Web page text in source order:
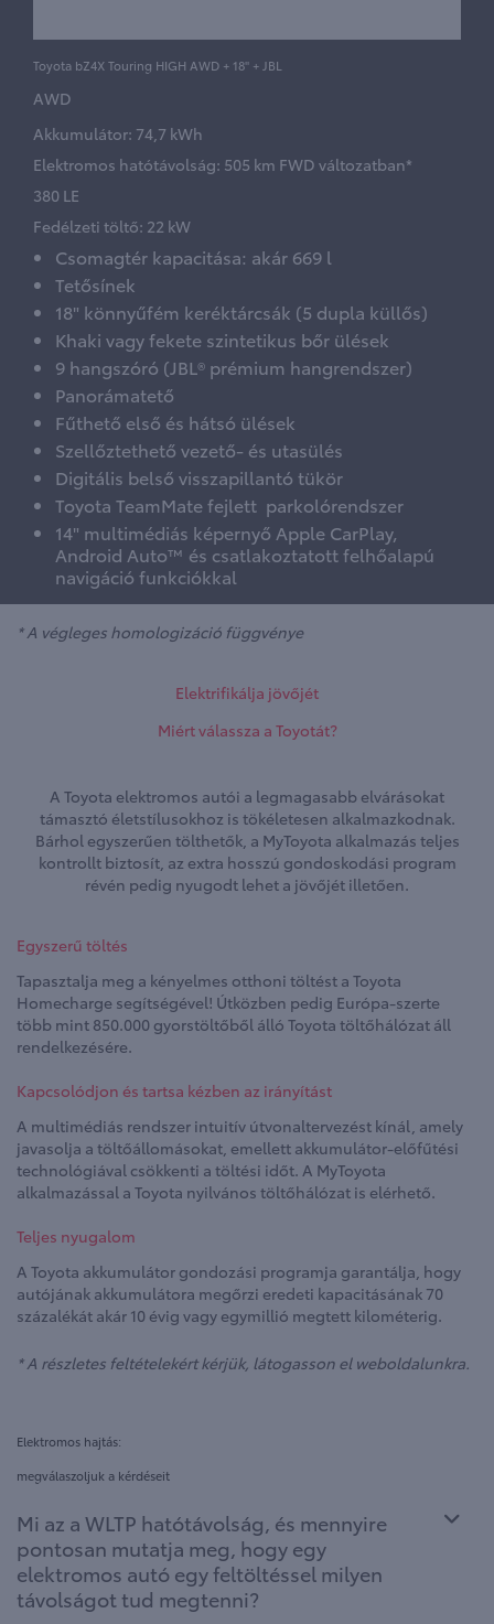
Toyota bZ4X Touring HIGH AWD + 18" + JBL
AWD
Akkumulátor: 74,7 kWh
Elektromos hatótávolság: 505 km FWD változatban*
380 LE
Fedélzeti töltő: 22 kW
Csomagtér kapacitása: akár 669 l
Tetősínek
18" könnyűfém keréktárcsák (5 dupla küllős)
Khaki vagy fekete szintetikus bőr ülések
9 hangszóró (JBL® prémium hangrendszer)
Panorámatető
Fűthető első és hátsó ülések
Szellőztethető vezető- és utasülés
Digitális belső visszapillantó tükör
Toyota TeamMate fejlett parkolórendszer
14" multimédiás képernyő Apple CarPlay,
Android Auto™ és csatlakoztatott felhőalapú
navigáció funkciókkal
* A végleges homologizáció függvénye
Elektrifikálja jövőjét
Miért válassza a Toyotát?
A Toyota elektromos autói a legmagasabb elvárásokat
támasztó életstílusokhoz is tökéletesen alkalmazkodnak.
Bárhol egyszerűen tölthetők, a MyToyota alkalmazás teljes
kontrollt biztosít, az extra hosszú gondoskodási program
révén pedig nyugodt lehet a jövőjét illetően.
Egyszerű töltés
Tapasztalja meg a kényelmes otthoni töltést a Toyota
Homecharge segítségével! Útközben pedig Európa-szerte
több mint 850.000 gyorstöltőből álló Toyota töltőhálózat áll
rendelkezésére.
Kapcsolódjon és tartsa kézben az irányítást
A multimédiás rendszer intuitív útvonaltervezést kínál, amely
javasolja a töltőállomásokat, emellett akkumulátor-előfűtési
technológiával csökkenti a töltési időt. A MyToyota
alkalmazással a Toyota nyilvános töltőhálózat is elérhető.
Teljes nyugalom
A Toyota akkumulátor gondozási programja garantálja, hogy
autójának akkumulátora megőrzi eredeti kapacitásának 70
százalékát akár 10 évig vagy egymillió megtett kilométerig.
* A részletes feltételekért kérjük, látogasson el weboldalunkra.
Elektromos hajtás:
megválaszoljuk a kérdéseit
Mi az a WLTP hatótávolság, és mennyire
pontosan mutatja meg, hogy egy
elektromos autó egy feltöltéssel milyen
távolságot tud megtenni?